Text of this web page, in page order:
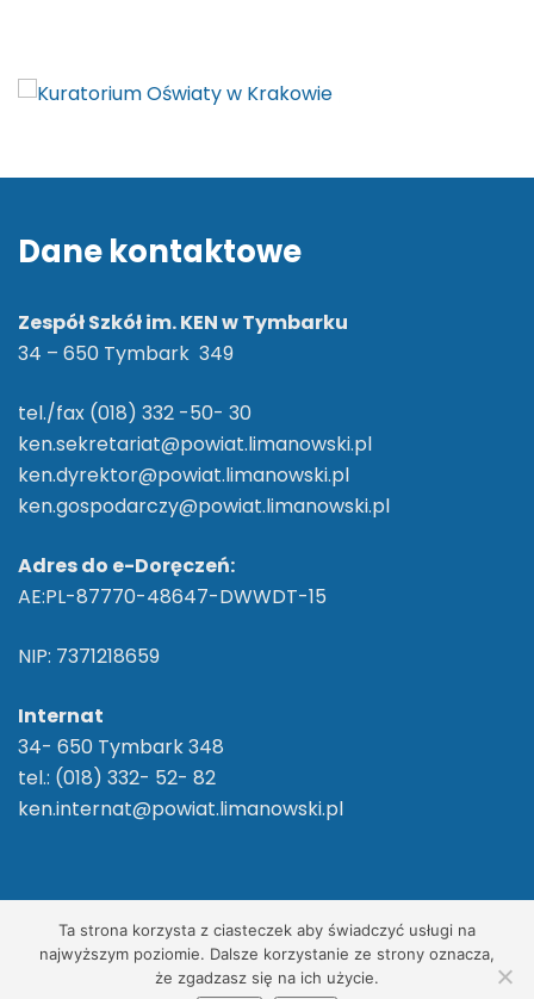
Dane kontaktowe
Zespół Szkół im. KEN w Tymbarku
34 – 650 Tymbark 349
tel./fax (018) 332 -50- 30
ken.sekretariat@powiat.limanowski.pl
ken.dyrektor@powiat.limanowski.pl
ken.gospodarczy@powiat.limanowski.pl
Adres do e-Doręczeń:
AE:PL-87770-48647-DWWDT-15
NIP: 7371218659
Internat
34- 650 Tymbark 348
tel.: (018) 332- 52- 82
ken.internat@powiat.limanowski.pl
ZS im. Komisji Edukacji Narodowej w
Tymbarku/ Wszelkie Prawa Zastrzeżone
Ta strona korzysta z ciasteczek aby świadczyć usługi na
najwyższym poziomie. Dalsze korzystanie ze strony oznacza,
że zgadzasz się na ich użycie.